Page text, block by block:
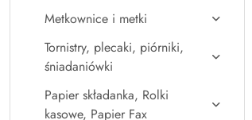
Metkownice i metki
Tornistry, plecaki, piórniki,
śniadaniówki
Papier składanka, Rolki
kasowe, Papier Fax